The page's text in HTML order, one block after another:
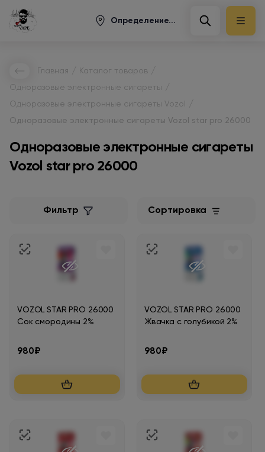
Определение...
Главная Каталог товаров
Одноразовые электронные сигареты
Одноразовые электронные сигареты Vozol
Одноразовые электронные сигареты Vozol star pro 26000
Одноразовые электронные сигареты
Vozol star pro 26000
Фильтр Сортировка
VOZOL STAR PRO 26000
Сок смородины 2%
980₽
VOZOL STAR PRO 26000
Жвачка с голубикой 2%
980₽